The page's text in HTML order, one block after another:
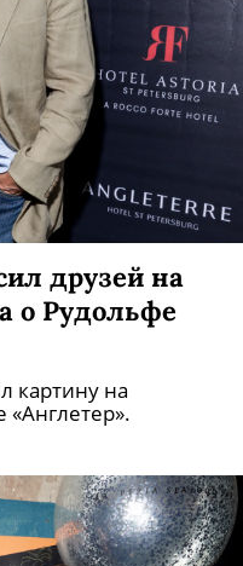
друзей на
о Рудольфе
картину на